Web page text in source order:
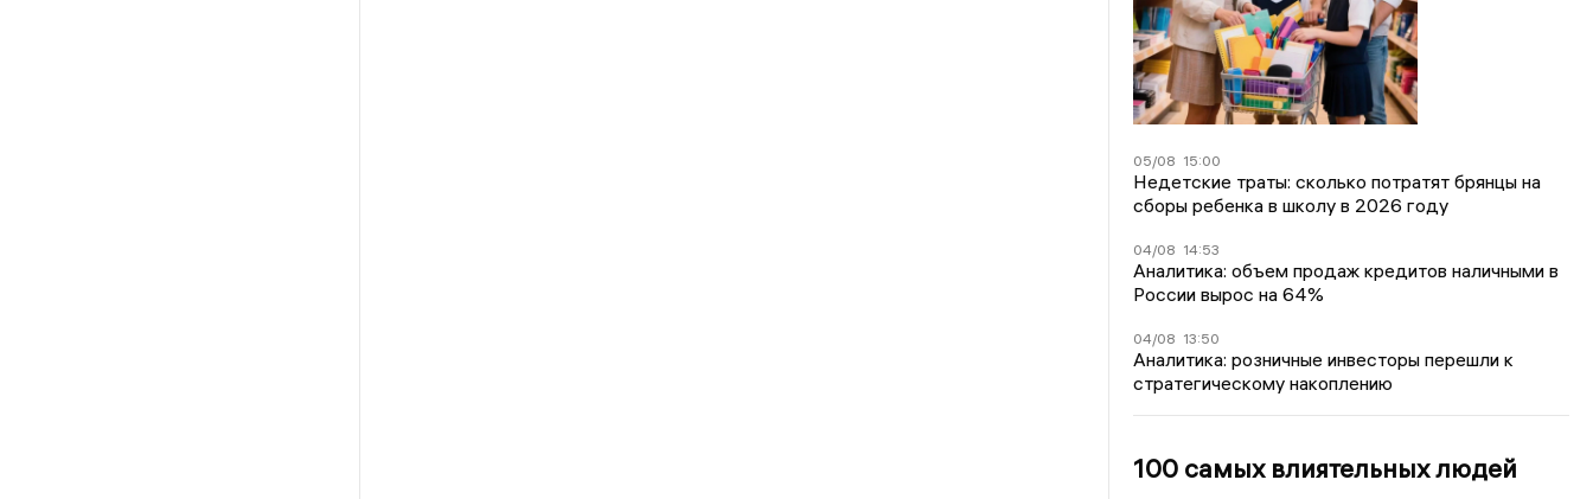
05/08 15:00
Недетские траты: сколько потратят брянцы на
сборы ребенка в школу в 2026 году
04/08 14:53
Аналитика: объем продаж кредитов наличными в
России вырос на 64%
04/08 13:50
Аналитика: розничные инвесторы перешли к
стратегическому накоплению
100 самых влиятельных людей